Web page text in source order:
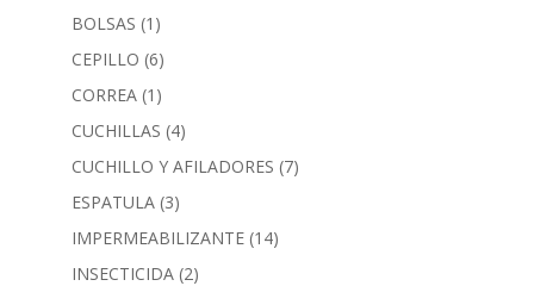
BOLSAS (1)
CEPILLO (6)
CORREA (1)
CUCHILLAS (4)
CUCHILLO Y AFILADORES (7)
ESPATULA (3)
IMPERMEABILIZANTE (14)
INSECTICIDA (2)